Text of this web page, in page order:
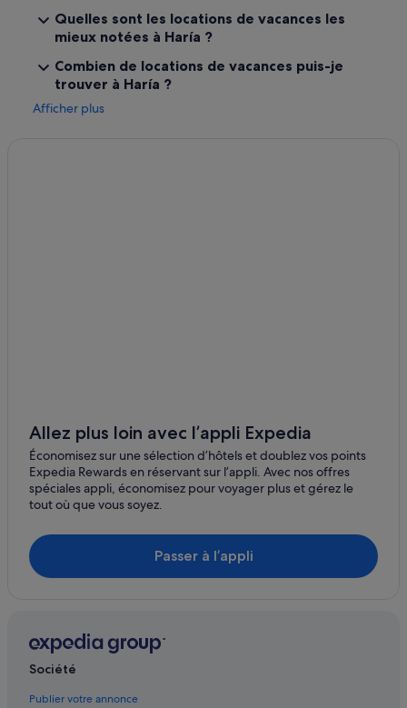
Quelles sont les locations de vacances les
mieux notées à Haría ?
Combien de locations de vacances puis-je
trouver à Haría ?
Afficher plus
Allez plus loin avec l’appli Expedia
Économisez sur une sélection d’hôtels et doublez vos points
Expedia Rewards en réservant sur l’appli. Avec nos offres
spéciales appli, économisez pour voyager plus et gérez le
tout où que vous soyez.
Passer à l’appli
Société
Publier votre annonce